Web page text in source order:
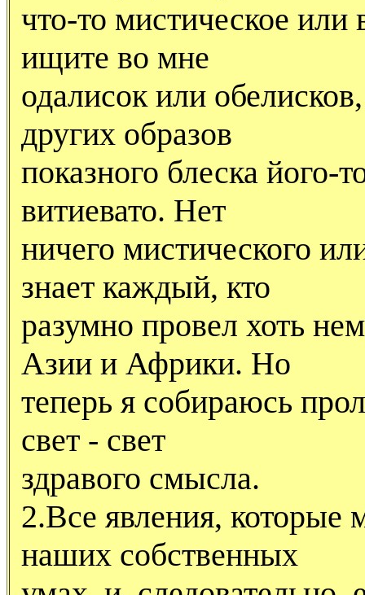
что-то мистическое
ищите во мне
одалисок или
других образов
показного блеска його-
витиевато. Нет
ничего мистического
знает каждый, кто
разумно провел хоть
Азии и Африки. Но
теперь я собираюсь
свет - свет
здравого смысла.
2.Все явления,
наших собственных